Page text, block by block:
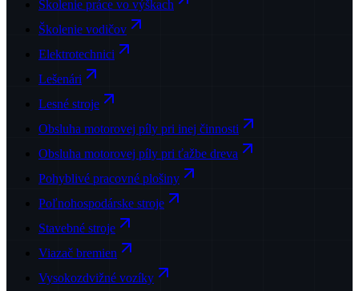
Školenie práce vo výškach
Školenie vodičov
Elektrotechnici
Lešenári
Lesné stroje
Obsluha motorovej píly pri inej činnosti
Obsluha motorovej píly pri ťažbe dreva
Pohyblivé pracovné plošiny
Poľnohospodárske stroje
Stavebné stroje
Viazač bremien
Vysokozdvižné vozíky